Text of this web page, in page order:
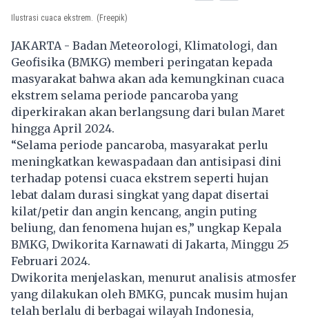
Ilustrasi cuaca ekstrem. (Freepik)
JAKARTA - Badan Meteorologi, Klimatologi, dan
Geofisika (BMKG) memberi peringatan kepada
masyarakat bahwa akan ada kemungkinan cuaca
ekstrem selama periode pancaroba yang
diperkirakan akan berlangsung dari bulan Maret
hingga April 2024.
“Selama periode pancaroba, masyarakat perlu
meningkatkan kewaspadaan dan antisipasi dini
terhadap potensi cuaca ekstrem seperti hujan
lebat dalam durasi singkat yang dapat disertai
kilat/petir dan angin kencang, angin puting
beliung, dan fenomena hujan es,” ungkap Kepala
BMKG, Dwikorita Karnawati di Jakarta, Minggu 25
Februari 2024.
Dwikorita menjelaskan, menurut analisis atmosfer
yang dilakukan oleh BMKG, puncak musim hujan
telah berlalu di berbagai wilayah Indonesia,